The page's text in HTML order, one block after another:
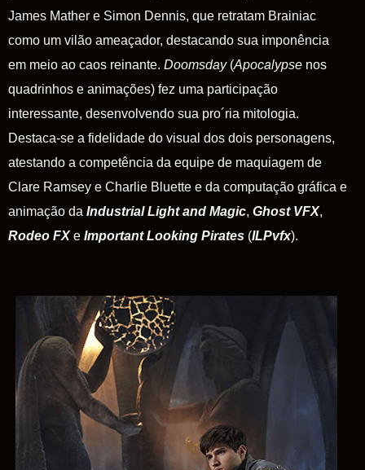
James Mather e Simon Dennis, que retratam Brainiac
como um vilão ameaçador, destacando sua imponência
em meio ao caos reinante. Doomsday (Apocalypse nos
quadrinhos e animações) fez uma participação
interessante, desenvolvendo sua pro´ria mitologia.
Destaca-se a fidelidade do visual dos dois personagens,
atestando a competência da equipe de maquiagem de
Clare Ramsey e Charlie Bluette e da computação gráfica e
animação da Industrial Light and Magic, Ghost VFX,
Rodeo FXe Important Looking Pirates (ILPvfx).